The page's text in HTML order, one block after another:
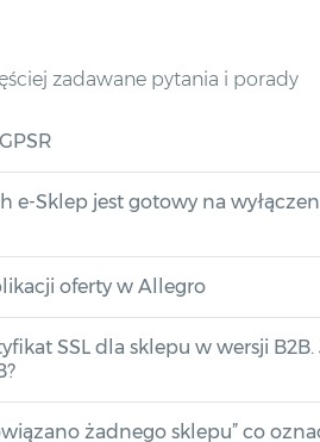
zadawane pytania i porady
e-Sklep jest gotowy na
oferty w Allegro
SSL dla sklepu w wersji
żadnego sklepu” co